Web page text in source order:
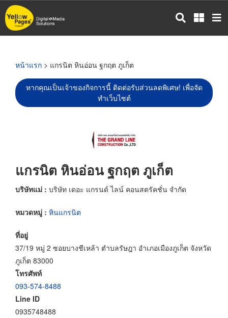
ข้าม
ไป
หน้าแรก > แกรนิต หินอ่อน ฐกฤต ภูเก็ต
หากคุณเป็นเจ้าของกิจการนี้ ติดต่อรับส่วนลดพิเศษ! เพื่อจัด
ทำเว็บไซต์
แกรนิต หินอ่อน ฐกฤต ภูเก็ต
บริษัทแม่ : บริษัท เดอะ แกรนด์ ไลน์ คอนสตรัคชั่น จำกัด
หมวดหมู่ : หินแกรนิต
ที่อยู่
37/19 หมู่ 2 ซอยบางชีเหล้า ตำบลรัษฎา อำเภอเมืองภูเก็ต จังหวัด
ภูเก็ต 83000
โทรศัพท์
093-574-8488
Line ID
0935748488